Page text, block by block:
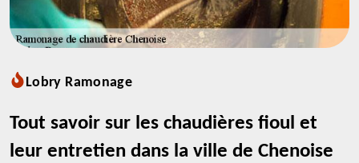
Lobry Ramonage
Tout savoir sur les chaudières fioul et
leur entretien dans la ville de Chenoise